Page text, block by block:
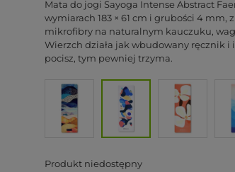
Mata do jogi Sayoga Intense Abstract
wymiarach 183 × 61 cm i grubości 4 mm,
mikrofibry na naturalnym kauczuku,
Wierzch działa jak wbudowany ręcznik i
pocisz, tym pewniej trzyma.
Produkt niedostępny